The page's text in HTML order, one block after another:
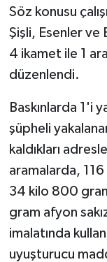
Söz konusu
Şişli, Esenler
4 ikamet ile 1
düzenlendi.
Baskınlarda 1'i
şüpheli
kaldıkları
aramalarda,
34 kilo 800
gram afyon
imalatında
uyuşturucu